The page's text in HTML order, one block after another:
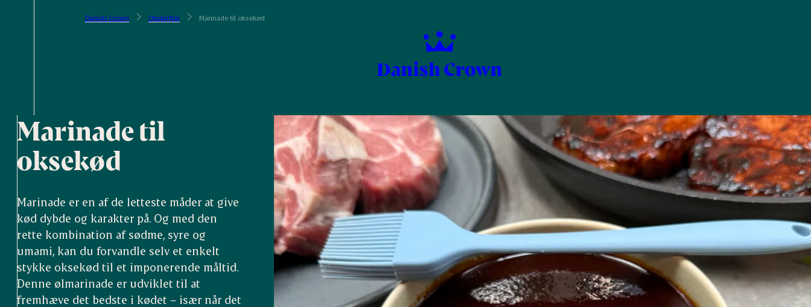
Danish Crown Opskrifter Marinade til oksekød
Marinade til
oksekød
Marinade er en af de letteste måder at give
kød dybde og karakter på. Og med den
rette kombination af sødme, syre og
umami, kan du forvandle selv et enkelt
stykke oksekød til et imponerende måltid.
Denne ølmarinade er udviklet til at
fremhæve det bedste i kødet – især når det